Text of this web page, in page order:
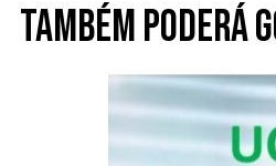
Também poderá